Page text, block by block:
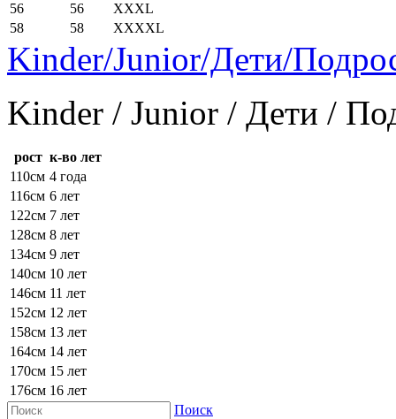
56
56
XXXL
58
58 XXXXL
Kinder/Junior/Дети/
Kinder / Junior / Дети /
рост к-во лет
110см 4 года
116см 6 лет
122см 7 лет
128см 8 лет
134см 9 лет
140см 10 лет
146см 11 лет
152см 12 лет
158см 13 лет
164см 14 лет
170см 15 лет
176см 16 лет
Поиск